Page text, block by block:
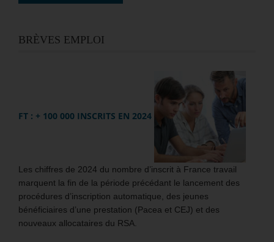
BRÈVES EMPLOI
FT : + 100 000 INSCRITS EN 2024
Les chiffres de 2024 du nombre d’inscrit à France travail
marquent la fin de la période précédant le lancement des
procédures d’inscription automatique, des jeunes
bénéficiaires d’une prestation (Pacea et CEJ) et des
nouveaux allocataires du RSA.